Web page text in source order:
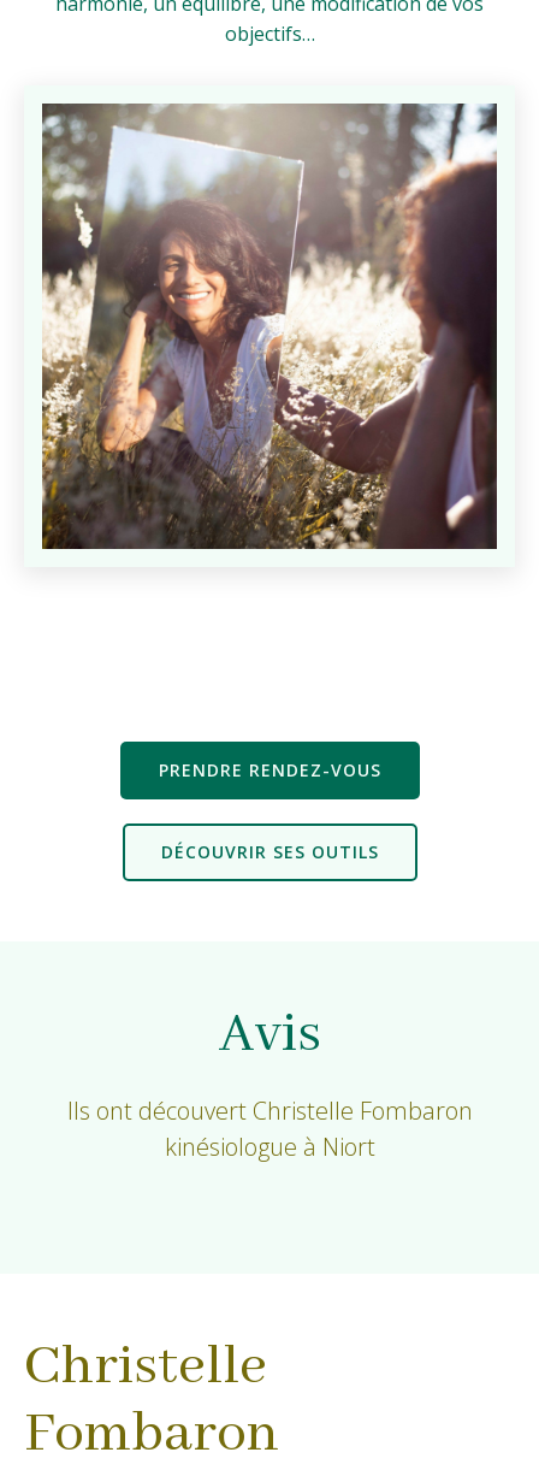
objectifs…
PRENDRE RENDEZ-VOUS
DÉCOUVRIR SES OUTILS
Avis
Ils ont découvert Christelle Fombaron
kinésiologue à Niort
Christelle
Fombaron